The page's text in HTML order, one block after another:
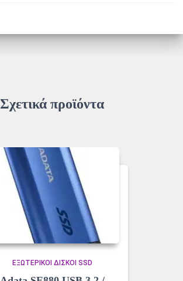
Σχετικά προϊόντα
ΕΞΩΤΕΡΙΚΟΊ ΔΊΣΚΟΙ SSD